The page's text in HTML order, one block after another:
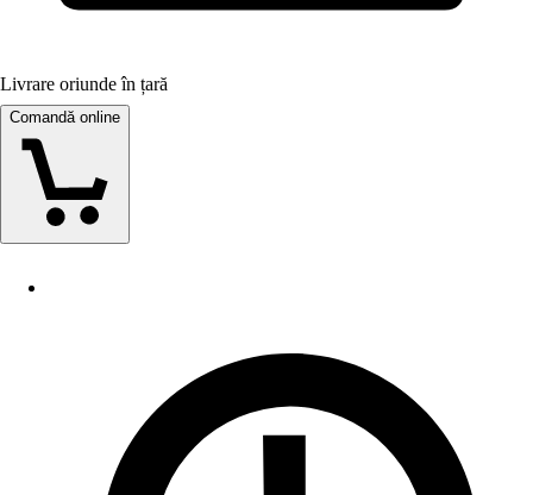
Livrare oriunde în țară
Comandă online